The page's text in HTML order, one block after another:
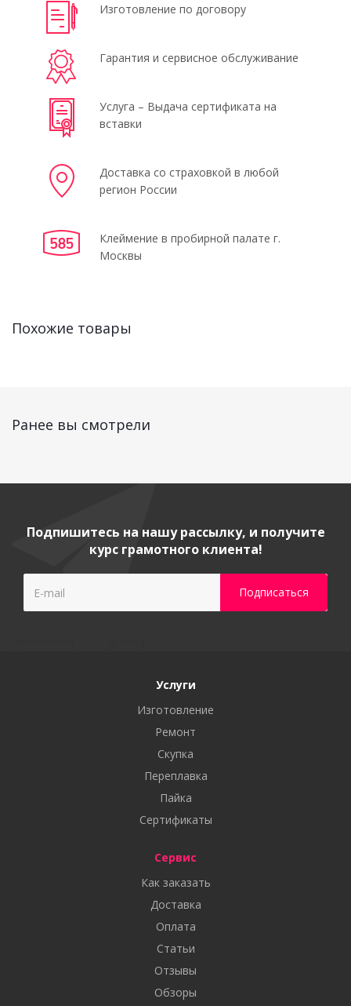
Изготовление по договору
Гарантия и сервисное обслуживание
Услуга – Выдача сертификата на
вставки
Доставка со страховкой в любой
регион России
Клеймение в пробирной палате г.
Москвы
Похожие товары
Ранее вы смотрели
Подпишитесь на нашу рассылку, и получите
курс грамотного клиента!
Услуги
Изготовление
Ремонт
Скупка
Переплавка
Пайка
Сертификаты
Сервис
Как заказать
Доставка
Оплата
Статьи
Отзывы
Обзоры